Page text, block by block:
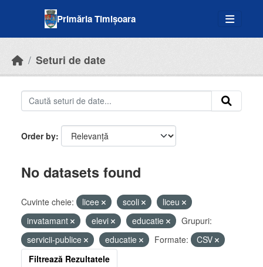
Primăria Timișoara
Seturi de date
Order by
No datasets found
Cuvinte cheie: licee scoli
liceu
invatamant
elevi educatie
Grupuri:
servicii-publice
educatie Formate:
CSV
Filtrează Rezultatele